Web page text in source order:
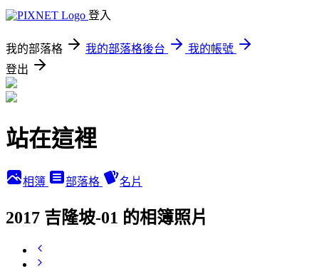
登入
我的部落格 我的部落格後台
我的帳號
登出
站在這裡
相簿 部落格 名片
2017 吉隆坡-01 的相簿照片